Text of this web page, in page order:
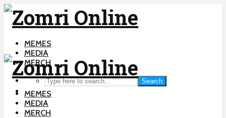
MEMES
MEDIA
MERCH
Search
MEMES
MEDIA
MERCH